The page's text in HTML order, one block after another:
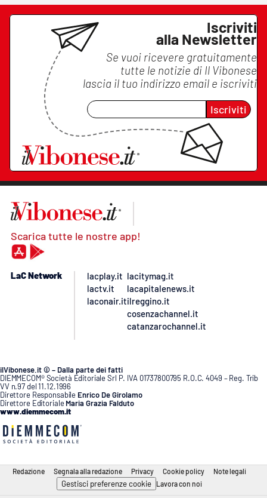
Iscriviti
alla Newsletter
Se vuoi ricevere gratuitamente
tutte le notizie di Il Vibonese
lascia il tuo indirizzo email e iscriviti
Iscriviti
Scarica tutte le nostre app!
LaC Network
lacplay.it
lactv.it
laconair.it
lacitymag.it
lacapitalenews.it
ilreggino.it
cosenzachannel.it
catanzarochannel.it
ilVibonese.it © – Dalla parte dei fatti
DIEMMECOM® Società Editoriale Srl P. IVA 01737800795 R.O.C. 4049 – Reg. Trib
VV n.97 del 11.12.1996
Direttore Responsabile Enrico De Girolamo
Direttore Editoriale Maria Grazia Falduto
www.diemmecom.it
Redazione Segnala alla redazione Privacy Cookie policy Note legali
Gestisci preferenze cookie Lavora con noi